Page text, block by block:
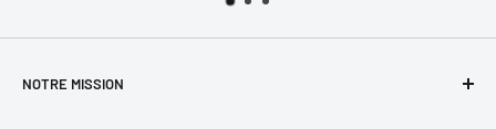
NOTRE MISSION